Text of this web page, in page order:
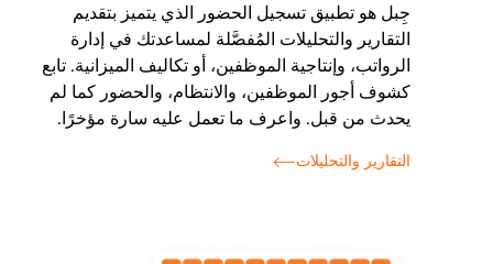
جِبل هو تطبيق تسجيل الحضور الذي يتميز بتقديم
التقارير والتحليلات المُفصَّلة لمساعدتك في إدارة
الرواتب، وإنتاجية الموظفين، أو تكاليف الميزانية. تابع
كشوف أجور الموظفين، والانتظام، والحضور كما لم
يحدث من قبل. واعرف ما تعمل عليه سارة مؤخرًا.
التقارير والتحليلات